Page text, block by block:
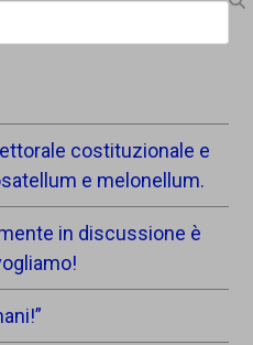
costituzionale e
e melonellum.
in discussione è